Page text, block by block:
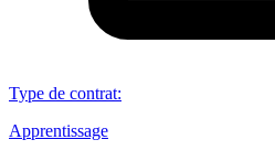
Type de contrat:
Apprentissage